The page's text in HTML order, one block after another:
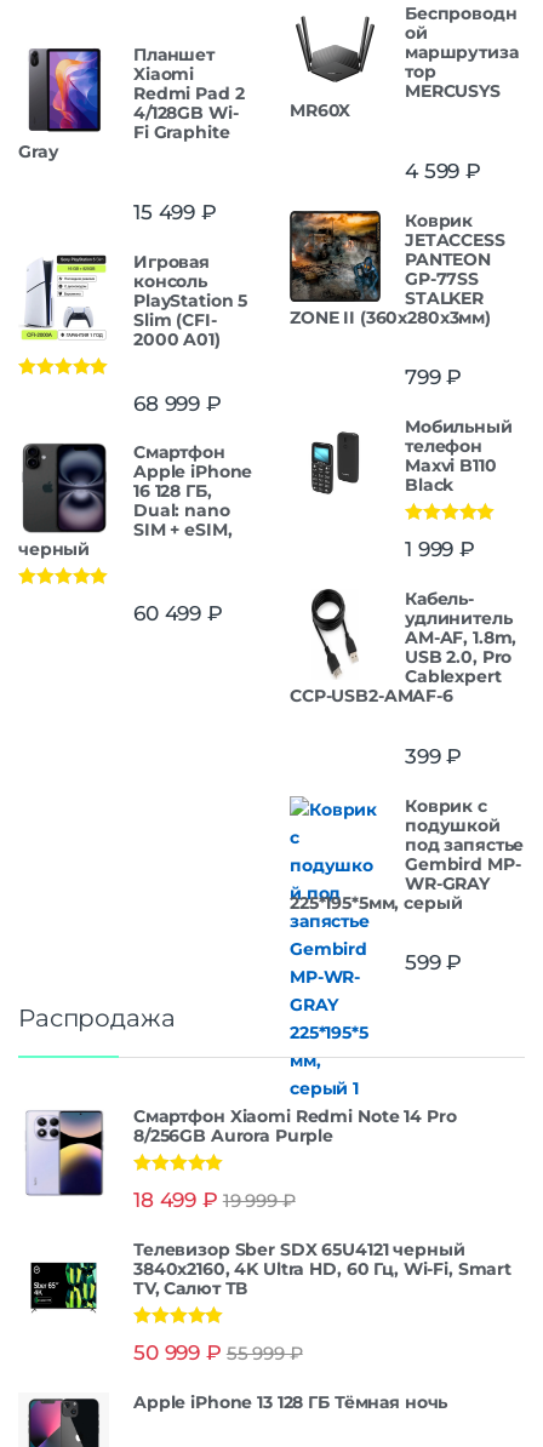
Планшет
Xiaomi
Redmi Pad 2
4/128GB Wi-
Fi Graphite
Gray
15 499 ₽
Игровая
консоль
PlayStation 5
Slim (CFI-
2000 A01)
68 999 ₽
Смартфон
Apple iPhone
16 128 ГБ,
Dual: nano
SIM + eSIM,
черный
60 499 ₽
Беспроводн
ой
маршрутиза
тор
MERCUSYS
MR60X
4 599 ₽
Коврик
JETACCESS
PANTEON
GP-77SS
STALKER
ZONE II (360x280x3мм)
799₽
Мобильный
телефон
Maxvi B110
Black
из 5
1 999 ₽
Кабель-
удлинитель
AM-AF, 1.8m,
USB 2.0, Pro
Cablexpert
CCP-USB2-AMAF-6
399₽
Коврик с
подушкой
под запястье
Gembird MP-
WR-GRAY
225*195*5мм, серый
599₽
Распродажа
Смартфон Xiaomi Redmi Note 14 Pro
8/256GB Aurora Purple
из 5
18 499 ₽ 19 999₽
Телевизор Sber SDX 65U4121 черный
3840x2160, 4K Ultra HD, 60 Гц, Wi-Fi, Smart
TV, Салют ТВ
из 5
50 999 ₽ 55 999₽
Apple iPhone 13 128 ГБ Тёмная ночь